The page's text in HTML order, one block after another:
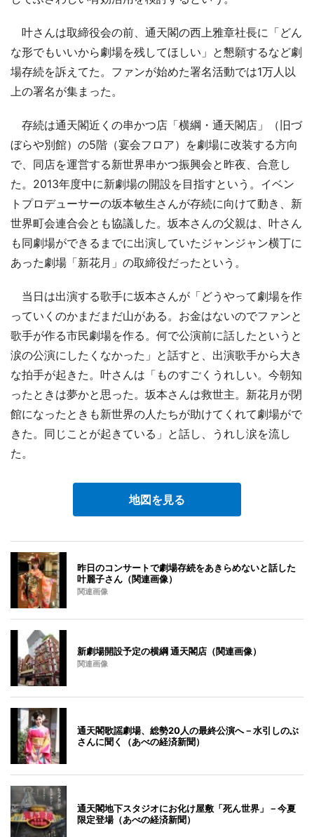
叶さんは取締役会の前、通天閣の西上雅章社長に「どん
な形でもいいから劇場を残してほしい」と懇願するなど劇
場存続を訴えてた。ファンが始めた署名活動では1万人以
上の署名が集まった。
存続は通天閣近くの串かつ店「横綱・通天閣店」（旧づ
ぼらや別館）の5階（宴会フロア）を劇場に改装する方向
で、同店を運営する新世界串かつ振興会と昨夜、合意し
た。2013年度中に新劇場の開設を目指すという。イベン
トプロデューサーの坂本敏生さんが存続に向けて動き、新
世界町会連合会とも協議した。坂本さんの父親は、叶さん
も同劇場ができるまでに出演していたジャンジャン横丁に
あった劇場「新花月」の取締役だったという。
当日は出演する歌手に坂本さんが「どうやって劇場を作
っていくのかまだまだ山がある。お金はないのでファンと
歌手が作る市民劇場を作る。何で公演前に話したというと
涙の公演にしたくなかった」と話すと、出演歌手から大き
な拍手が起きた。叶さんは「ものすごくうれしい。今朝知
ったときは夢かと思った。坂本さんは救世主。新花月が閉
館になったときも新世界の人たちが助けてくれて劇場がで
きた。同じことが起きている」と話し、うれし涙を流し
た。
地図を見る
昨日のコンサートで劇場存続をあきらめないと話した
叶麗子さん（関連画像）
関連画像
新劇場開設予定の横綱 通天閣店（関連画像）
関連画像
通天閣歌謡劇場、総勢20人の最終公演へ－水引しのぶ
さんに聞く（あべの経済新聞）
通天閣地下スタジオにお化け屋敷「死ん世界」－今夏
限定登場（あべの経済新聞）